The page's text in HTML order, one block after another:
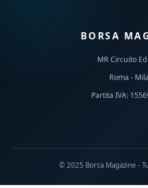
BORSA
MR Circuito
Roma -
Partita IVA:
© 2025 Borsa Magazine -